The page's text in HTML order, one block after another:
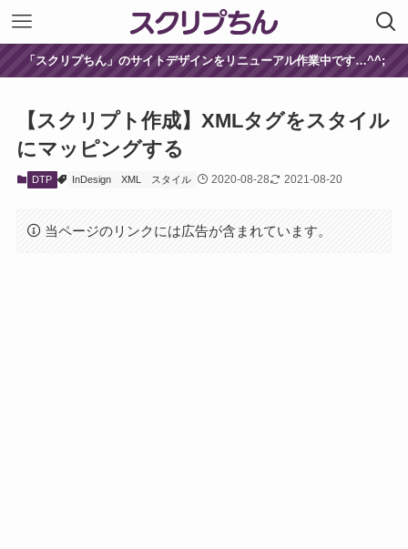
「スクリプちん」のサイトデザインをリニューアル作業中です…^^;
【スクリプト作成】XMLタグをスタイル
にマッピングする
DTP InDesign XML スタイル 2020-08-28 2021-08-20
当ページのリンクには広告が含まれています。